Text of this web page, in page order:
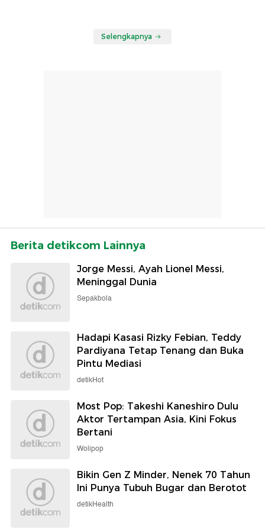
Selengkapnya
Berita detikcom Lainnya
Jorge Messi, Ayah Lionel Messi,
Meninggal Dunia
Sepakbola
Hadapi Kasasi Rizky Febian, Teddy
Pardiyana Tetap Tenang dan Buka
Pintu Mediasi
detikHot
Most Pop: Takeshi Kaneshiro Dulu
Aktor Tertampan Asia, Kini Fokus
Bertani
Wolipop
Bikin Gen Z Minder, Nenek 70 Tahun
Ini Punya Tubuh Bugar dan Berotot
detikHealth